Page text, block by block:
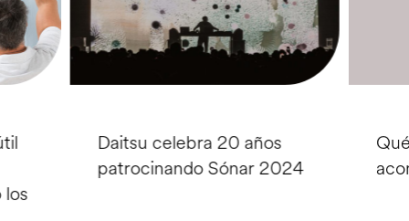
Daitsu celebra 20 años
patrocinando Sónar 2024